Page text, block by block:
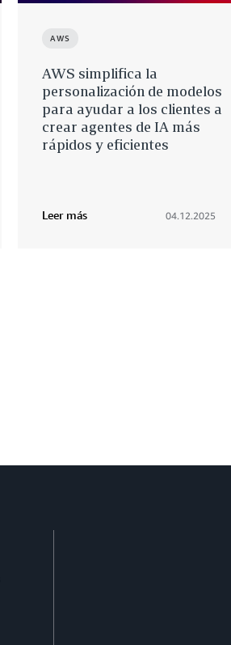
AWS
AWS simplifica la
personalización de modelos
para ayudar a los clientes a
crear agentes de IA más
rápidos y eficientes
Leer más 04.12.2025